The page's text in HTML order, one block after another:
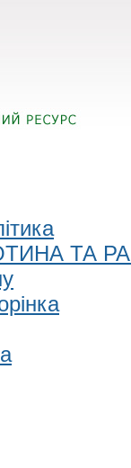
ТА